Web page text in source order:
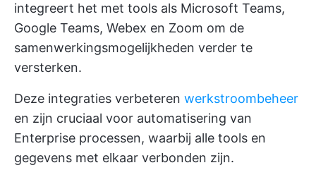
integreert het met tools als Microsoft Teams,
Google Teams, Webex en Zoom om de
samenwerkingsmogelijkheden verder te
versterken.
Deze integraties verbeteren werkstroombeheer
en zijn cruciaal voor automatisering van
Enterprise processen, waarbij alle tools en
gegevens met elkaar verbonden zijn.